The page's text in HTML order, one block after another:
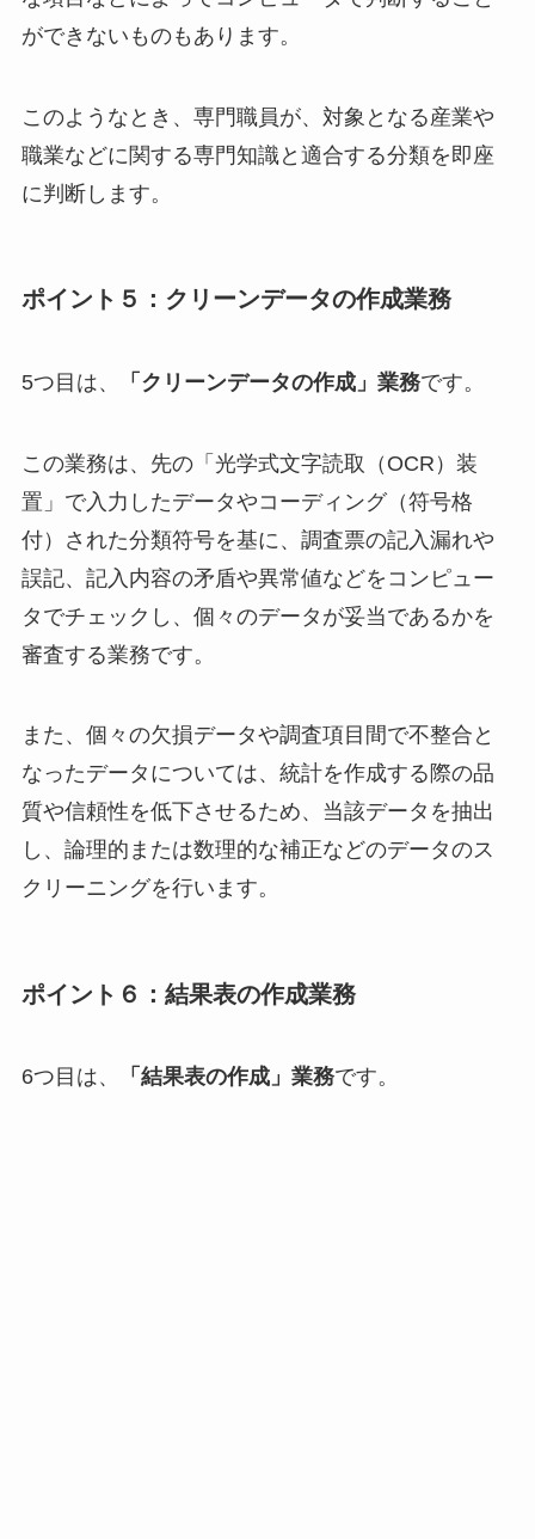
ができないものもあります。
このようなとき、専門職員が、対象となる産業や
職業などに関する専門知識と適合する分類を即座
に判断します。
ポイント５：クリーンデータの作成業務
5つ目は、 「クリーンデータの作成」業務です。
この業務は、先の「光学式文字読取（OCR）装
置」で入力したデータやコーディング（符号格
付）された分類符号を基に、調査票の記入漏れや
誤記、記入内容の矛盾や異常値などをコンピュー
タでチェックし、個々のデータが妥当であるかを
審査する業務です。
また、個々の欠損データや調査項目間で不整合と
なったデータについては、統計を作成する際の品
質や信頼性を低下させるため、当該データを抽出
し、論理的または数理的な補正などのデータのス
クリーニングを行います。
ポイント６：結果表の作成業務
6つ目は、 「結果表の作成」業務です。